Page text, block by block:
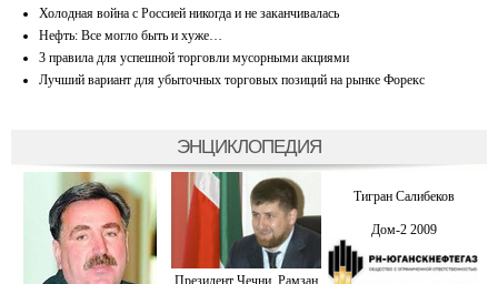
Холодная война с Россией никогда и не заканчивалась
Нефть: Все могло быть и хуже…
3 правила для успешной торговли мусорными акциями
Лучший вариант для убыточных торговых позиций на рынке Форекс
ЭНЦИКЛОПЕДИЯ
Президент Чечни. Рамзан
Тигран Салибеков
Дом-2 2009